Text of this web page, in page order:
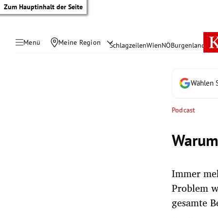
Zum Hauptinhalt der Seite
Menü Meine Region SchlagzeilenWienNÖBurgenland
Wählen
Podcast
Immer
Problem
gesamte